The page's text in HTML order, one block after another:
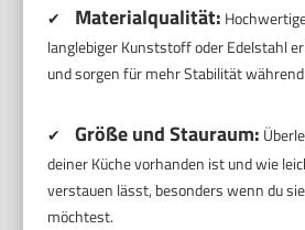
✔ Materialqualität:
langlebiger Kunststoff oder Edelstahl
und sorgen für mehr Stabilität
✔ Größe und Stauraum:
deiner Küche vorhanden ist und wie
verstauen lässt, besonders wenn du
möchtest.